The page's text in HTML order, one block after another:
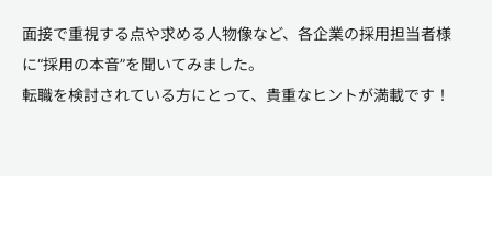
面接で重視する点や求める人物像など、各企業の採用担当者様
に“採用の本音”を聞いてみました。
転職を検討されている方にとって、貴重なヒントが満載です！